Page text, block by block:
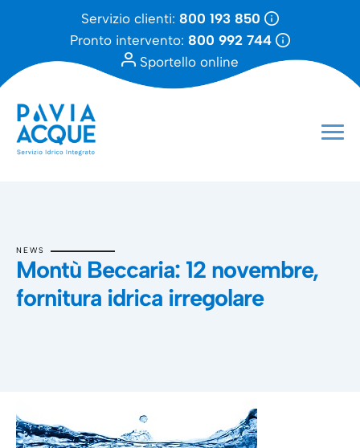
Servizio clienti: 800 193 850
Pronto intervento: 800 992 744
Sportello online
NEWS
Montù Beccaria: 12 novembre,
fornitura idrica irregolare